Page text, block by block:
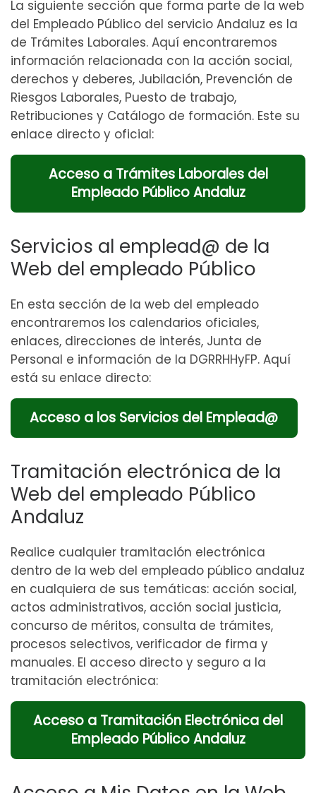
La siguiente sección que forma parte de la web
del Empleado Público del servicio Andaluz es la
de Trámites Laborales. Aquí encontraremos
información relacionada con la acción social,
derechos y deberes, Jubilación, Prevención de
Riesgos Laborales, Puesto de trabajo,
Retribuciones y Catálogo de formación. Este su
enlace directo y oficial:
Acceso a Trámites Laborales del
Empleado Público Andaluz
Servicios al emplead@ de la
Web del empleado Público
En esta sección de la web del empleado
encontraremos los calendarios oficiales,
enlaces, direcciones de interés, Junta de
Personal e información de la DGRRHHyFP. Aquí
está su enlace directo:
Acceso a los Servicios del Emplead@
Tramitación electrónica de la
Web del empleado Público
Andaluz
Realice cualquier tramitación electrónica
dentro de la web del empleado público andaluz
en cualquiera de sus temáticas: acción social,
actos administrativos, acción social justicia,
concurso de méritos, consulta de trámites,
procesos selectivos, verificador de firma y
manuales. El acceso directo y seguro a la
tramitación electrónica:
Acceso a Tramitación Electrónica del
Empleado Público Andaluz